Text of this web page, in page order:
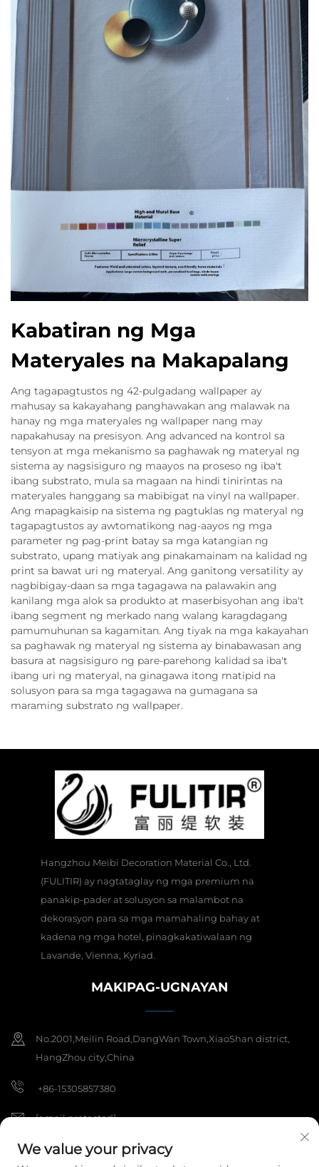
Kabatiran ng Mga
Materyales na Makapalang
Ang tagapagtustos ng 42-pulgadang wallpaper ay
mahusay sa kakayahang panghawakan ang malawak na
hanay ng mga materyales ng wallpaper nang may
napakahusay na presisyon. Ang advanced na kontrol sa
tensyon at mga mekanismo sa paghawak ng materyal ng
sistema ay nagsisiguro ng maayos na proseso ng iba't
ibang substrato, mula sa magaan na hindi tinirintas na
materyales hanggang sa mabibigat na vinyl na wallpaper.
Ang mapagkaisip na sistema ng pagtuklas ng materyal ng
tagapagtustos ay awtomatikong nag-aayos ng mga
parameter ng pag-print batay sa mga katangian ng
substrato, upang matiyak ang pinakamainam na kalidad ng
print sa bawat uri ng materyal. Ang ganitong versatility ay
nagbibigay-daan sa mga tagagawa na palawakin ang
kanilang mga alok sa produkto at maserbisyohan ang iba't
ibang segment ng merkado nang walang karagdagang
pamumuhunan sa kagamitan. Ang tiyak na mga kakayahan
sa paghawak ng materyal ng sistema ay binabawasan ang
basura at nagsisiguro ng pare-parehong kalidad sa iba't
ibang uri ng materyal, na ginagawa itong matipid na
solusyon para sa mga tagagawa na gumagana sa
maraming substrato ng wallpaper.
Hangzhou Meibi Decoration Material Co., Ltd.
(FULITIR) ay nagtataglay ng mga premium na
panakip-pader at solusyon sa malambot na
dekorasyon para sa mga mamahaling bahay at
kadena ng mga hotel, pinagkakatiwalaan ng
Lavande, Vienna, Kyriad.
MAKIPAG-UGNAYAN
No.2001,Meilin Road,DangWan Town,XiaoShan district,
HangZhou city,China
+86-15305857380
[email protected]
We value your privacy